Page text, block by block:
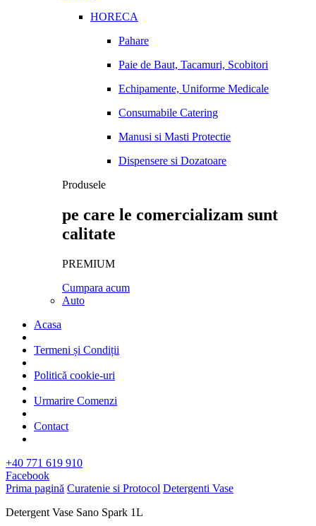
HORECA
Pahare
Paie de Baut, Tacamuri, Scobitori
Echipamente, Uniforme Medicale
Consumabile Catering
Manusi si Masti Protectie
Dispensere si Dozatoare
Produsele
pe care le comercializam sunt
calitate
PREMIUM
Cumpara acum
Auto
Acasa
Termeni și Condiții
Politică cookie-uri
Urmarire Comenzi
Contact
+40 771 619 910
Facebook
Prima pagină Curatenie si Protocol Detergenti Vase
Detergent Vase Sano Spark 1L